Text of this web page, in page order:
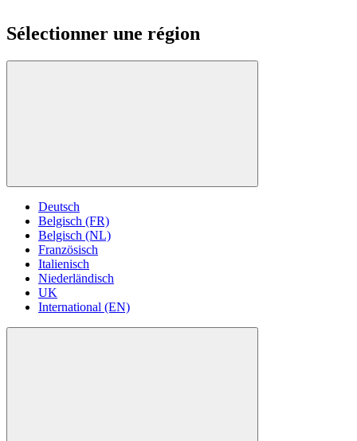
Sélectionner une région
Deutsch
Belgisch (FR)
Belgisch (NL)
Französisch
Italienisch
Niederländisch
UK
International (EN)